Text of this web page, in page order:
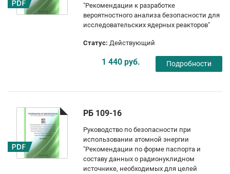
"Рекомендации к разработке
вероятностного анализа безопасности для
исследовательских ядерных реакторов"
Статус: Действующий
1 440 руб. Подробности
РБ 109-16
Руководство по безопасности при
использовании атомной энергии
"Рекомендации по форме паспорта и
составу данных о радионуклидном
источнике, необходимых для целей